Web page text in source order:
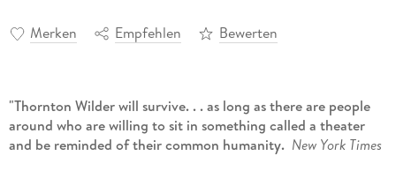
Merken Empfehlen Bewerten
"Thornton Wilder will survive. . . as long as there are people
around who are willing to sit in something called a theater
and be reminded of their common humanity.  New York Times